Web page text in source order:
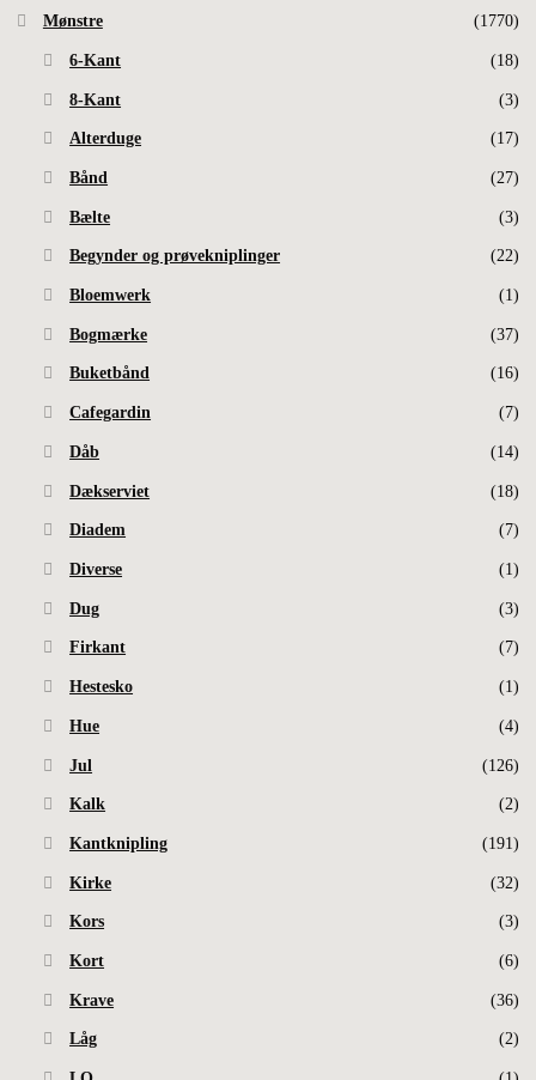
Mønstre (1770)
6-Kant (18)
8-Kant (3)
Alterduge (17)
Bånd (27)
Bælte (3)
Begynder og prøvekniplinger (22)
Bloemwerk (1)
Bogmærke (37)
Buketbånd (16)
Cafegardin (7)
Dåb (14)
Dækserviet (18)
Diadem (7)
Diverse (1)
Dug (3)
Firkant (7)
Hestesko (1)
Hue (4)
Jul (126)
Kalk (2)
Kantknipling (191)
Kirke (32)
Kors (3)
Kort (6)
Krave (36)
Låg (2)